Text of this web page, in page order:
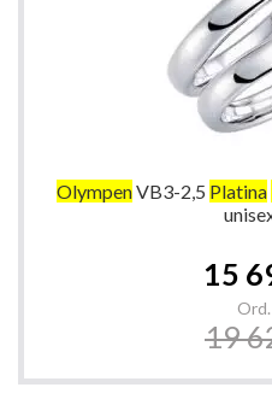
OlympenVB3-2,5 Platina
15
19